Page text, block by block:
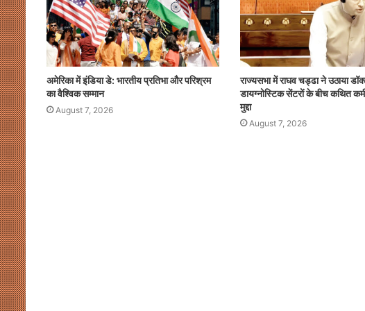
अमेरिका में इंडिया डे: भारतीय प्रतिभा और परिश्रम
का वैश्विक सम्मान
August 7, 2026
राज्यसभा में राघव चड्ढा ने उठाया
डायग्नोस्टिक सेंटरों के बीच कथित
मुद्दा
August 7, 2026
संग्रहालय में होगा प्रथम
का भव्य आयोजन
हॉकी
एशिया
कप
2026
में
होंगी
August 7, 2026
खाईदम चानू महिला जूनियर हॉकी एशिया कप
होंगी भारत की कप्तान